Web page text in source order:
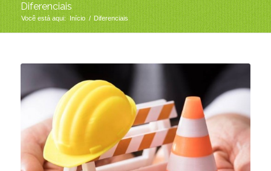
Diferenciais
Você está aqui: Início / Diferenciais